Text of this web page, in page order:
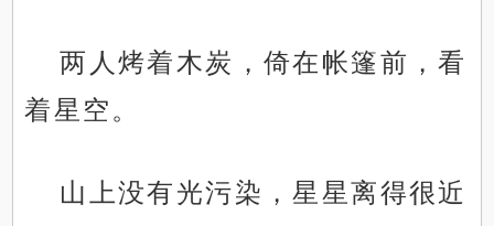
两人烤着木炭，倚在帐篷前，看
着星空。
山上没有光污染，星星离得很近